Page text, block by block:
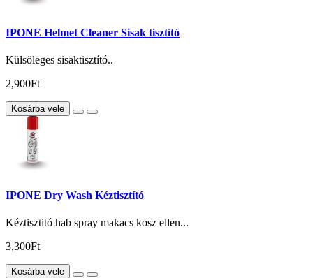
IPONE Helmet Cleaner Sisak tisztító
Külsöleges sisaktisztító..
2,900Ft
Kosárba vele
IPONE Dry Wash Kéztisztító
Kéztisztitó hab spray makacs kosz ellen...
3,300Ft
Kosárba vele